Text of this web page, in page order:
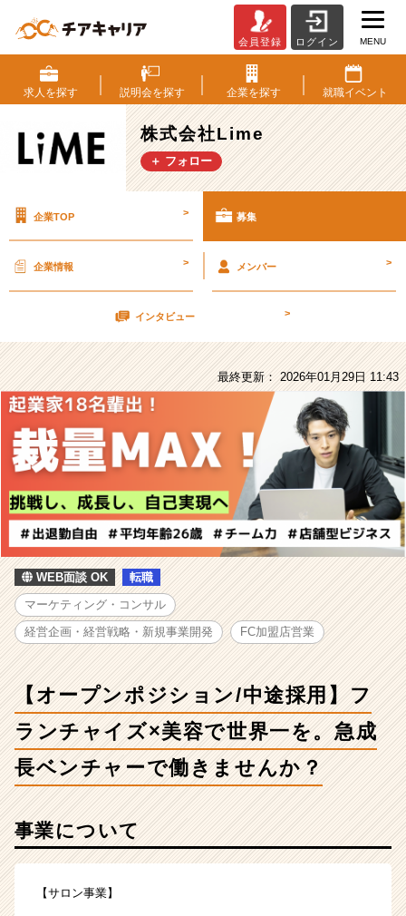
式
会
社
Lime
の
採
-
プ
ン
ョ
ン/
中
途
採
フ
ラ
ン
ャ
イ
ズ
×
で
世
界
一
を。
ベ
ン
会員登録 ログイン MENU
求人を探す 説明会を探す 企業を探す 就職イベント
株式会社Lime
＋ フォロー
企業TOP > 募集
企業情報 > メンバー >
インタビュー >
最終更新： 2026年01月29日 11:43
WEB面談 OK 転職
マーケティング・コンサル
経営企画・経営戦略・新規事業開発 FC加盟店営業
【オープンポジション/中途採用】フ
ランチャイズ×美容で世界一を。急成
長ベンチャーで働きませんか？
事業について
【サロン事業】